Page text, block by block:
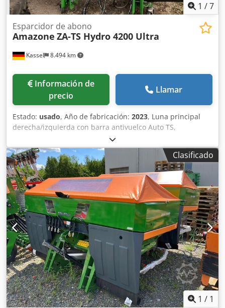
1 /7
Kassel 8.494 km
Esparcidor de abono
Amazone ZA-TS Hydro 4200 Ultra
Información de
precio
Llamar
Estado: usado, Año de fabricación: 2023, Luna principal
derecha/izquierda con barra antivuelco Auto TS,
dispositivo parcial / abatible, montado de fábrica. Sensor
de inclinación para sistema de pesaje electrónico / ajuste
del sistema de guía. Componentes de instalación para
sistema de pesaje profesional para dispositivos base ZA
LED / iluminación trasera manual. Crodpfxjt A Udgj Aixsf
Clasificado
1 / 1